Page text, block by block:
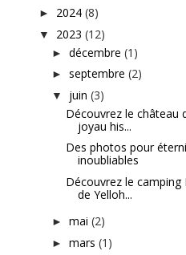
► 2024 (8)
▼ 2023 (12)
►décembre(1)
►septembre(2)
▼ juin(3)
Découvrez le château
joyau his...
Des photos pour
inoubliables
Découvrez le
de Yelloh...
►mai(2)
►mars(1)